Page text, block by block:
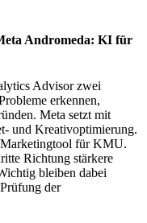
Andromeda: KI für
Advisor zwei
erkennen,
Meta setzt mit
und Kreativoptimierung.
für KMU.
Richtung stärkere
bleiben dabei
der